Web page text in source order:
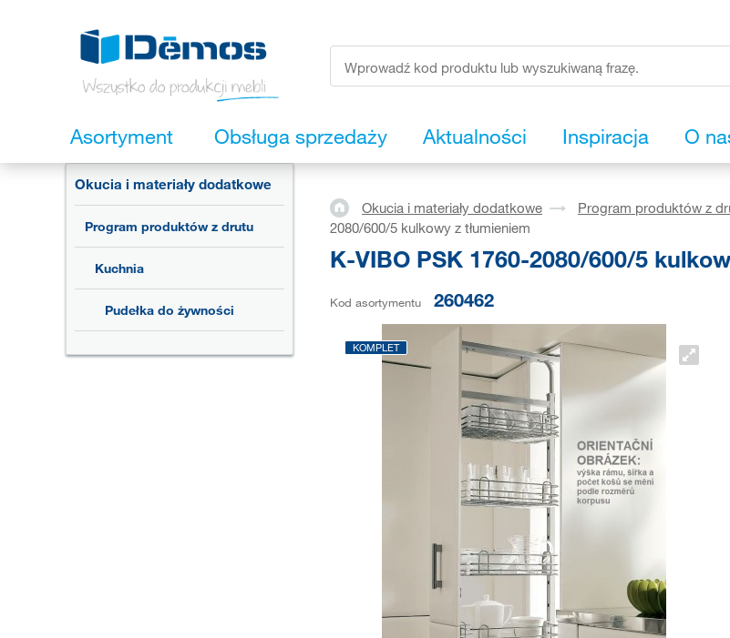
Asortyment Obsługa sprzedaży Aktualności Inspiracja O
Okucia i materiały dodatkowe
Program produktów z drutu
Kuchnia
Pudełka do żywności
Okucia i materiały dodatkowe Program produktów z
2080/600/5 kulkowy z tłumieniem
K-VIBO PSK 1760-2080/600/5
Kod asortymentu 260462
KOMPLET